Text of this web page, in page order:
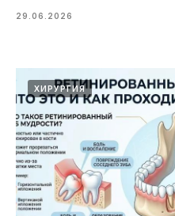
29.06.2026
ХИРУРГИЯ